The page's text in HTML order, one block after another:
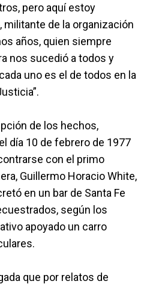
pero aquí estoy
militante de la organización
años, quien siempre
nos sucedió a todos y
uno es el de todos en la
de los hechos,
día 10 de febrero de 1977
con el primo
Guillermo Horacio White,
en un bar de Santa Fe
según los
apoyado un carro
que por relatos de